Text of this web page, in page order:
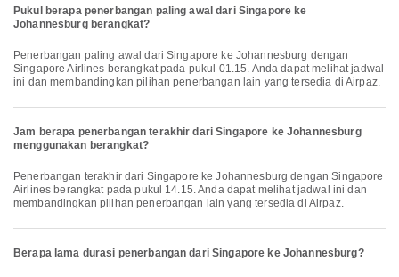
Pukul berapa penerbangan paling awal dari Singapore ke
Johannesburg berangkat?
Penerbangan paling awal dari Singapore ke Johannesburg dengan
Singapore Airlines berangkat pada pukul 01.15. Anda dapat melihat jadwal
ini dan membandingkan pilihan penerbangan lain yang tersedia di Airpaz.
Jam berapa penerbangan terakhir dari Singapore ke Johannesburg
menggunakan berangkat?
Penerbangan terakhir dari Singapore ke Johannesburg dengan Singapore
Airlines berangkat pada pukul 14.15. Anda dapat melihat jadwal ini dan
membandingkan pilihan penerbangan lain yang tersedia di Airpaz.
Berapa lama durasi penerbangan dari Singapore ke Johannesburg?